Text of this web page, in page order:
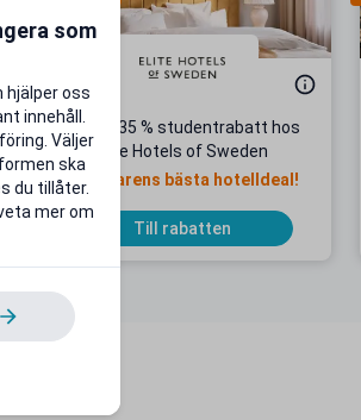
Upp till 35 % studentrabatt hos
Elite Hotels of Sweden
Sommarens bästa hotelldeal!
Till rabatten
som
hjälper oss
innehåll.
Väljer
ska
du tillåter.
mer om